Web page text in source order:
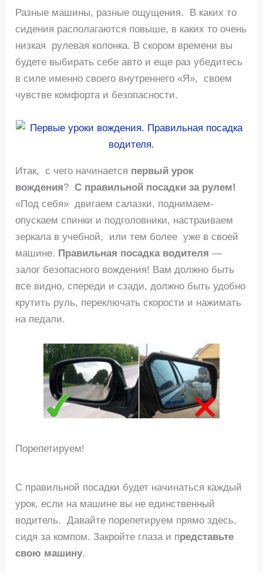
Разные машины, разные ощущения. В каких то
сидения располагаются повыше, в каких то очень
низкая рулевая колонка. В скором времени вы
будете выбирать себе авто и еще раз убедитесь
в силе именно своего внутреннего «Я», своем
чувстве комфорта и безопасности.
Итак, с чего начинается первый урок
вождения?С правильной посадки за рулем!
«Под себя» двигаем салазки, поднимаем-
опускаем спинки и подголовники, настраиваем
зеркала в учебной, или тем более уже в своей
машине. Правильная посадка водителя —
залог безопасного вождения! Вам должно быть
все видно, спереди и сзади, должно быть удобно
крутить руль, переключать скорости и нажимать
на педали.
Порепетируем!
С правильной посадки будет начинаться каждый
урок, если на машине вы не единственный
водитель. Давайте порепетируем прямо здесь,
сидя за компом. Закройте глаза и представьте
свою машину.